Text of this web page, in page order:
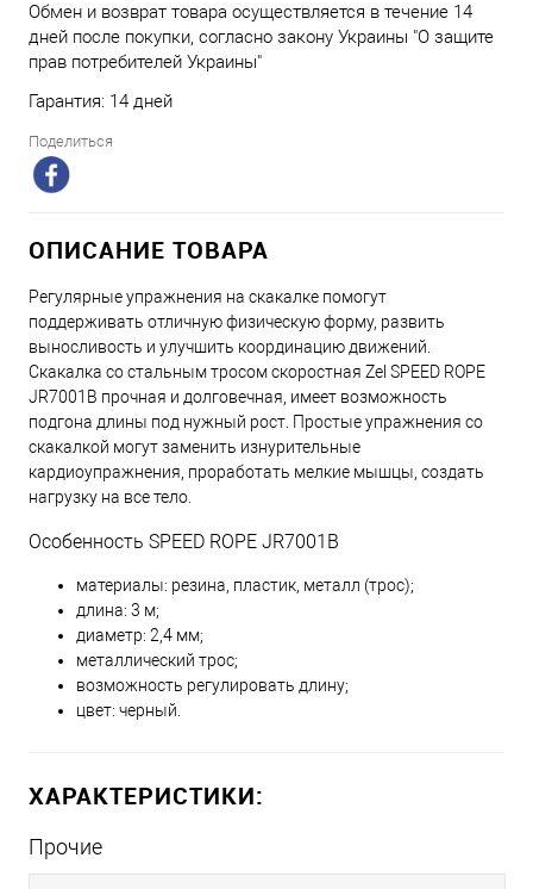
Обмен и возврат товара осуществляется в течение 14
дней после покупки, согласно закону Украины "О защите
прав потребителей Украины"
Гарантия: 14 дней
Поделиться
ОПИСАНИЕ ТОВАРА
Регулярные упражнения на скакалке помогут
поддерживать отличную физическую форму, развить
выносливость и улучшить координацию движений.
Скакалка со стальным тросом скоростная Zel SPEED ROPE
JR7001B прочная и долговечная, имеет возможность
подгона длины под нужный рост. Простые упражнения со
скакалкой могут заменить изнурительные
кардиоупражнения, проработать мелкие мышцы, создать
нагрузку на все тело.
Особенность SPEED ROPE JR7001B
материалы: резина, пластик, металл (трос);
длина: 3 м;
диаметр: 2,4 мм;
металлический трос;
возможность регулировать длину;
цвет: черный.
ХАРАКТЕРИСТИКИ:
Прочие